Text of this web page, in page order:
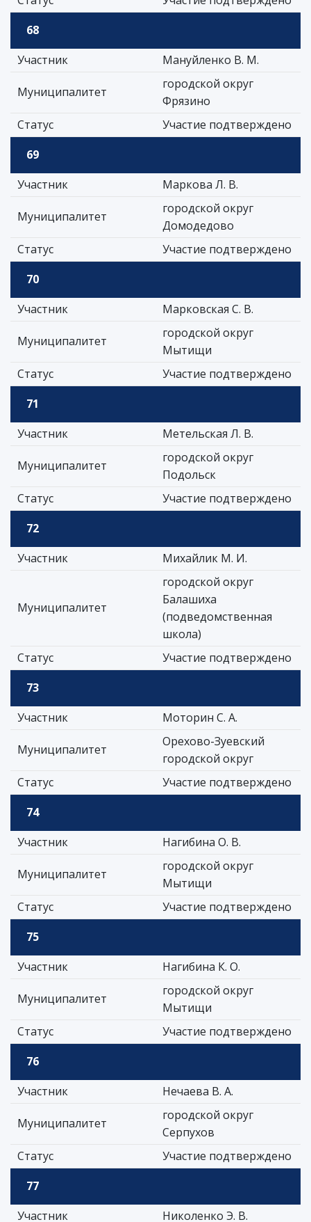
68
Участник
Мануйленко В. М.
Муниципалитет
городской округ
Фрязино
Статус
Участие подтверждено
69
Участник
Маркова Л. В.
Муниципалитет
городской округ
Домодедово
Статус
Участие подтверждено
70
Участник
Марковская С. В.
Муниципалитет
городской округ
Мытищи
Статус
Участие подтверждено
71
Участник
Метельская Л. В.
Муниципалитет
городской округ
Подольск
Статус
Участие подтверждено
72
Участник
Михайлик М. И.
Муниципалитет
городской округ
Балашиха
(подведомственная
школа)
Статус
Участие подтверждено
73
Участник
Моторин С. А.
Муниципалитет
Орехово-Зуевский
городской округ
Статус
Участие подтверждено
74
Участник
Нагибина О. В.
Муниципалитет
городской округ
Мытищи
Статус
Участие подтверждено
75
Участник
Нагибина К. О.
Муниципалитет
городской округ
Мытищи
Статус
Участие подтверждено
76
Участник
Нечаева В. А.
Муниципалитет
городской округ
Серпухов
Статус
Участие подтверждено
77
Участник
Николенко Э. В.